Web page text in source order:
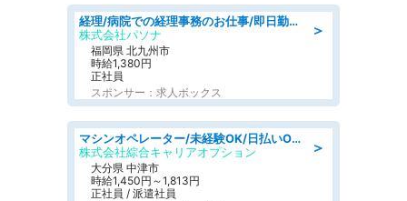
＞
経理/病院での経理事務のお仕事/即日勤務可/車通勤可/経理/一般事務
株式会社パソナ
福岡県 北九州市
時給1,380円
正社員
スポンサー：求人ボックス
＞
マシンオペレーター/未経験OK/日払いOK/寮費無料/交替制/20・30・40代活躍中
株式会社綜合キャリアオプション
大分県 中津市
時給1,450円～1,813円
正社員 / 派遣社員